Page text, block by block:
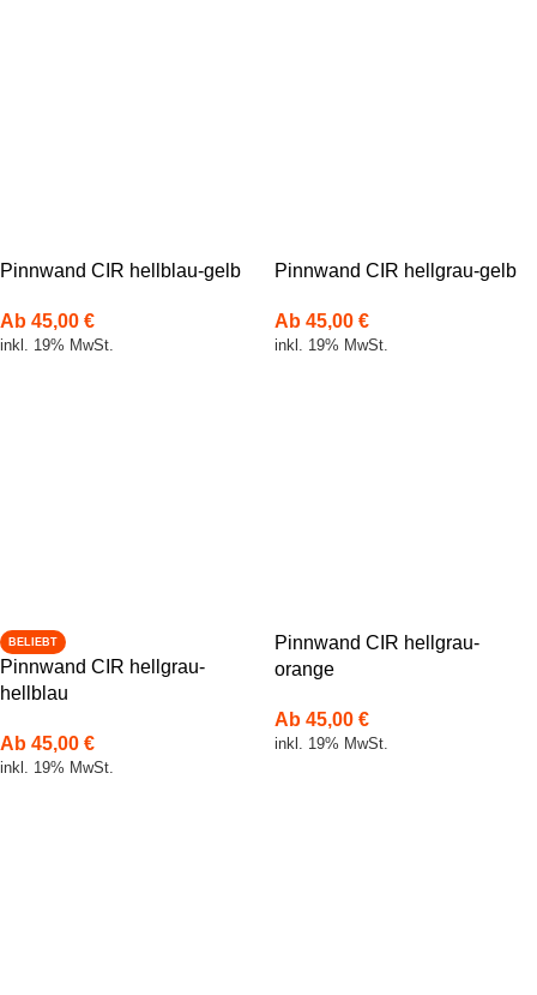
Pinnwand CIR hellblau-gelb
Ab 45,00 €
inkl. 19% MwSt.
Pinnwand CIR hellgrau-gelb
Ab 45,00 €
inkl. 19% MwSt.
BELIEBT
Pinnwand CIR hellgrau-
hellblau
Ab 45,00 €
inkl. 19% MwSt.
Pinnwand CIR hellgrau-
orange
Ab 45,00 €
inkl. 19% MwSt.